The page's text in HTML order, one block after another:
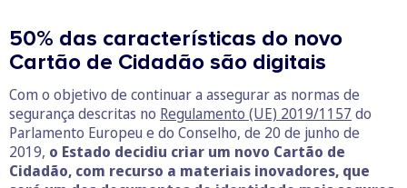
50% das características do novo
Cartão de Cidadão são digitais
Com o objetivo de continuar a assegurar as normas de
segurança descritas no Regulamento (UE) 2019/1157 do
Parlamento Europeu e do Conselho, de 20 de junho de
2019, o Estado decidiu criar um novo Cartão de
Cidadão, com recurso a materiais inovadores, que